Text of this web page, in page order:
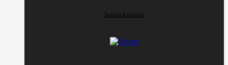
Salata kutuları